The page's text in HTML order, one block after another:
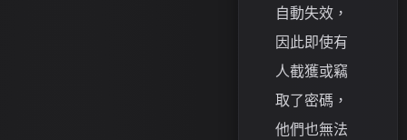
自動失效，
因此即使有
人截獲或竊
取了密碼，
他們也無法